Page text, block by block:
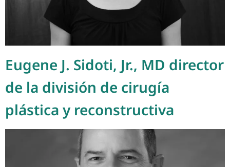
Eugene J. Sidoti, Jr., MD director
de la división de cirugía
plástica y reconstructiva